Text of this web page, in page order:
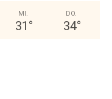
MI.
31 °
DO.
34°